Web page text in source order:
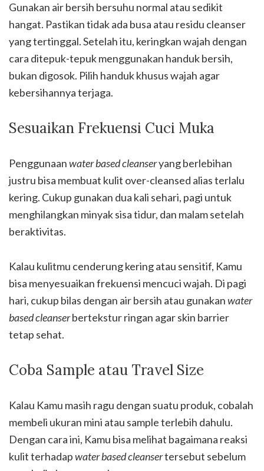
Gunakan air bersih bersuhu normal atau sedikit
hangat. Pastikan tidak ada busa atau residu cleanser
yang tertinggal. Setelah itu, keringkan wajah dengan
cara ditepuk-tepuk menggunakan handuk bersih,
bukan digosok. Pilih handuk khusus wajah agar
kebersihannya terjaga.
Sesuaikan Frekuensi Cuci Muka
Penggunaanwater based cleanseryang berlebihan
justru bisa membuat kulit over-cleansed alias terlalu
kering. Cukup gunakan dua kali sehari, pagi untuk
menghilangkan minyak sisa tidur, dan malam setelah
beraktivitas.
Kalau kulitmu cenderung kering atau sensitif, Kamu
bisa menyesuaikan frekuensi mencuci wajah. Di pagi
hari, cukup bilas dengan air bersih atau gunakanwater
based cleanserbertekstur ringan agar skin barrier
tetap sehat.
Coba Sample atau Travel Size
Kalau Kamu masih ragu dengan suatu produk, cobalah
membeli ukuran mini atau sample terlebih dahulu.
Dengan cara ini, Kamu bisa melihat bagaimana reaksi
kulit terhadapwater based cleansertersebut sebelum